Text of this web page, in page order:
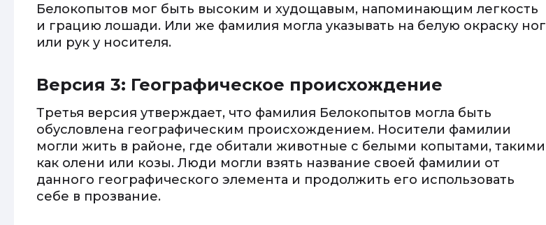
Белокопытов мог быть высоким и худощавым, напоминающим легкость
и грацию лошади. Или же фамилия могла указывать на белую окраску ног
или рук у носителя.
Версия 3: Географическое происхождение
Третья версия утверждает, что фамилия Белокопытов могла быть
обусловлена географическим происхождением. Носители фамилии
могли жить в районе, где обитали животные с белыми копытами, такими
как олени или козы. Люди могли взять название своей фамилии от
данного географического элемента и продолжить его использовать
себе в прозвание.